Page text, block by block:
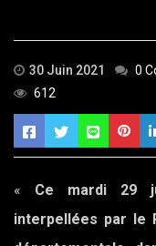
30 Juin 2021 0
612
« Ce mardi 29
interpellées par le